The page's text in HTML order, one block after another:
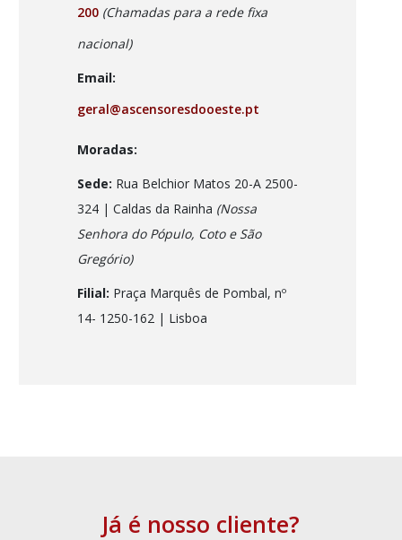
200 (Chamadas para a rede fixa
nacional)
Email:
geral@ascensoresdooeste.pt
Moradas:
Sede: Rua Belchior Matos 20-A 2500-
324 | Caldas da Rainha (Nossa
Senhora do Pópulo, Coto e São
Gregório)
Filial: Praça Marquês de Pombal, nº
14- 1250-162 | Lisboa
Já é nosso cliente?